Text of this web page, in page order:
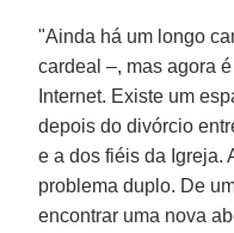
"Ainda há um longo
cardeal –, mas agora
Internet. Existe um
depois do divórcio
e a dos fiéis da Igreja.
problema duplo. De
encontrar uma nova